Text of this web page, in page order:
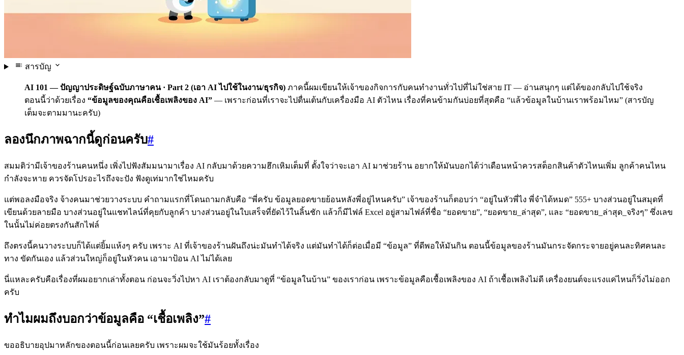
สารบัญ
AI 101 — ปัญญาประดิษฐ์ฉบับภาษาคน · Part 2 (เอา AI ไปใช้ในงาน/ธุรกิจ) ภาคนี้ผมเขียนให้เจ้าของกิจการกับคนทำงานทั่วไปที่ไม่ใช่สาย IT — อ่านสนุกๆ แต่ได้ของกลับไปใช้จริง
ตอนนี้ว่าด้วยเรื่อง “ข้อมูลของคุณคือเชื้อเพลิงของ AI” — เพราะก่อนที่เราจะไปตื่นเต้นกับเครื่องมือ AI ตัวไหน เรื่องที่คนข้ามกันบ่อยที่สุดคือ “แล้วข้อมูลในบ้านเราพร้อมไหม” (สารบัญ
เต็มจะตามมานะครับ)
ลองนึกภาพฉากนี้ดูก่อนครับ#
สมมติว่ามีเจ้าของร้านคนหนึ่ง เพิ่งไปฟังสัมมนามาเรื่อง AI กลับมาด้วยความฮึกเหิมเต็มที่ ตั้งใจว่าจะเอา AI มาช่วยร้าน อยากให้มันบอกได้ว่าเดือนหน้าควรสต็อกสินค้าตัวไหนเพิ่ม ลูกค้าคนไหน
กำลังจะหาย ควรจัดโปรอะไรถึงจะปัง ฟังดูเท่มากใช่ไหมครับ
แต่พอลงมือจริง จ้างคนมาช่วยวางระบบ คำถามแรกที่โดนถามกลับคือ “พี่ครับ ข้อมูลยอดขายย้อนหลังพี่อยู่ไหนครับ” เจ้าของร้านก็ตอบว่า “อยู่ในหัวพี่ไง พี่จำได้หมด” 555+ บางส่วนอยู่ในสมุดที่
เขียนด้วยลายมือ บางส่วนอยู่ในแชทไลน์ที่คุยกับลูกค้า บางส่วนอยู่ในใบเสร็จที่ยัดไว้ในลิ้นชัก แล้วก็มีไฟล์ Excel อยู่สามไฟล์ที่ชื่อ “ยอดขาย”, “ยอดขาย_ล่าสุด”, และ “ยอดขาย_ล่าสุด_จริงๆ” ซึ่งเลข
ในนั้นไม่ค่อยตรงกันสักไฟล์
ถึงตรงนี้คนวางระบบก็ได้แต่ยิ้มแห้งๆ ครับ เพราะ AI ที่เจ้าของร้านฝันถึงน่ะมันทำได้จริง แต่มันทำได้ก็ต่อเมื่อมี “ข้อมูล” ที่ดีพอให้มันกิน ตอนนี้ข้อมูลของร้านมันกระจัดกระจายอยู่คนละทิศคนละ
ทาง ขัดกันเอง แล้วส่วนใหญ่ก็อยู่ในหัวคน เอามาป้อน AI ไม่ได้เลย
นี่แหละครับคือเรื่องที่ผมอยากเล่าทั้งตอน ก่อนจะวิ่งไปหา AI เราต้องกลับมาดูที่ “ข้อมูลในบ้าน” ของเราก่อน เพราะข้อมูลคือเชื้อเพลิงของ AI ถ้าเชื้อเพลิงไม่ดี เครื่องยนต์จะแรงแค่ไหนก็วิ่งไม่ออก
ครับ
ทำไมผมถึงบอกว่าข้อมูลคือ “เชื้อเพลิง”#
ขออธิบายอุปมาหลักของตอนนี้ก่อนเลยครับ เพราะผมจะใช้มันร้อยทั้งเรื่อง